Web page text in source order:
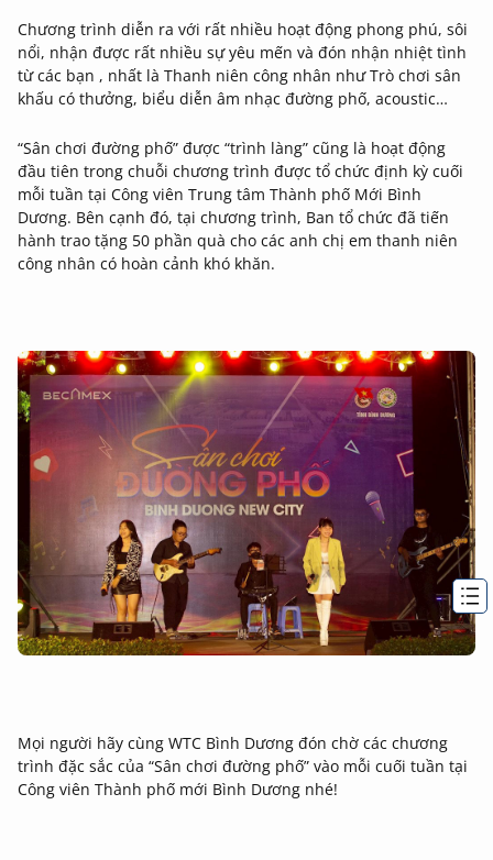
Chương trình diễn ra với rất nhiều hoạt động phong phú, sôi
nổi, nhận được rất nhiều sự yêu mến và đón nhận nhiệt tình
từ các bạn , nhất là Thanh niên công nhân như Trò chơi sân
khấu có thưởng, biểu diễn âm nhạc đường phố, acoustic…
“Sân chơi đường phố” được “trình làng” cũng là hoạt động
đầu tiên trong chuỗi chương trình được tổ chức định kỳ cuối
mỗi tuần tại Công viên Trung tâm Thành phố Mới Bình
Dương. Bên cạnh đó, tại chương trình, Ban tổ chức đã tiến
hành trao tặng 50 phần quà cho các anh chị em thanh niên
công nhân có hoàn cảnh khó khăn.
Mọi người hãy cùng WTC Bình Dương đón chờ các chương
trình đặc sắc của “Sân chơi đường phố” vào mỗi cuối tuần tại
Công viên Thành phố mới Bình Dương nhé!